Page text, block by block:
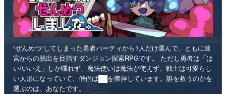
“ぜんめつ”してしまった勇者パーティから1人だけ選んで、ともに迷
宮からの脱出を目指すダンジョン探索RPGです。 ただし勇者は「は
い/いいえ」しか喋れず、魔法使いは魔法が使えず、戦士は可愛らし
い人形になっていて、僧侶は██を崇拝しています。誰を救うのかを
選ぶのは、あなたです。